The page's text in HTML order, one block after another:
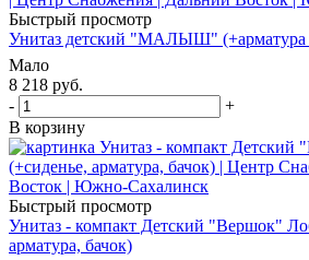
Быстрый просмотр
Унитаз детский "МАЛЫШ" (+арматура
Мало
8 218 руб.
-
+
В корзину
Быстрый просмотр
Унитаз - компакт Детский "Вершок"
арматура, бачок)